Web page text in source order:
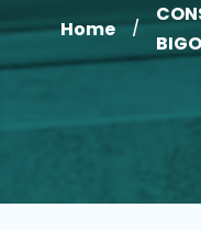
Home /